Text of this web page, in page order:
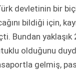
devletinin bir
bildiği için,
Bundan
olduğunu
gelmiş,